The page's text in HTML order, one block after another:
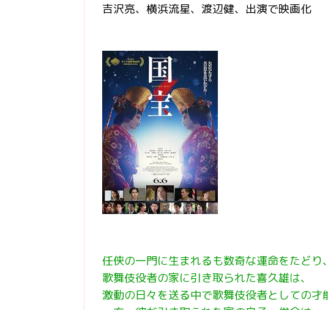
吉沢亮、横浜流星、渡辺健、出演で映画化
任侠の一門に生まれるも数奇な運命をたどり、
歌舞伎役者の家に引き取られた喜久雄は、
激動の日々を送る中で歌舞伎役者としての才